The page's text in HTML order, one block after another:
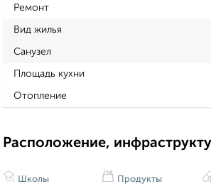
Ремонт
Вид жилья
Санузел
Площадь кухни
Отопление
Расположение,
Школы Продукты